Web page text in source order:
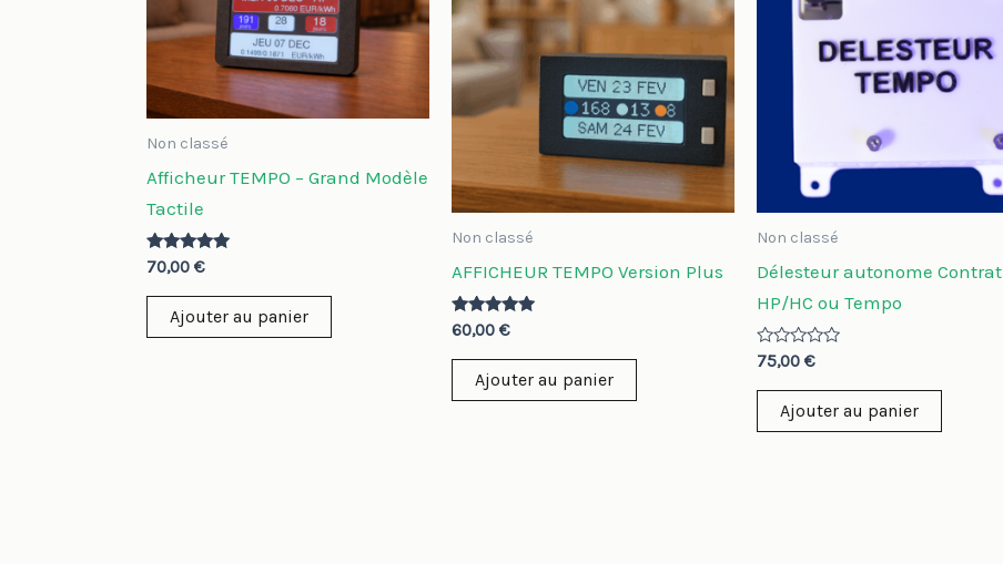
Non classé
Afficheur TEMPO – Grand Modèle
Tactile
Note
5.00
sur 5
70,00 €
Ajouter au panier
Non classé
AFFICHEUR TEMPO Version Plus
Note
5.00
sur 5
60,00 €
Ajouter au panier
Non classé
Délesteur autonome Contrat
HP/HC ou Tempo
Note
sur
75,00 €
Ajouter au panier